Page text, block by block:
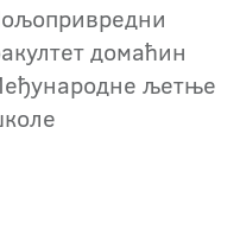
домаћин
љетње